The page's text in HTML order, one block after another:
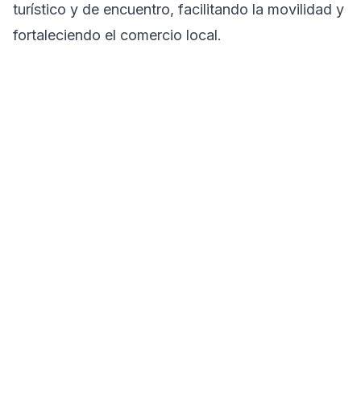
turístico y de encuentro, facilitando la movilidad y
fortaleciendo el comercio local.